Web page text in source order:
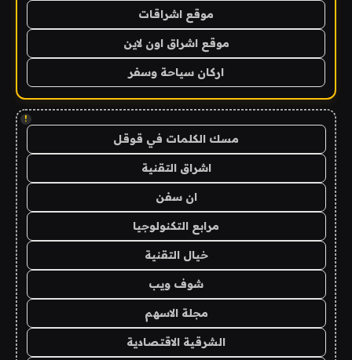
موقع اشراقات
موقع اشراق اون لاين
اركان سياحة وسفر
!
مسك الكلمات في قوقل
اشراق التقنية
ان سفن
مرابع التكنولوجيا
خيال التقنية
شوف ويب
مجلة الاسهم
الشرقية الاقتصادية